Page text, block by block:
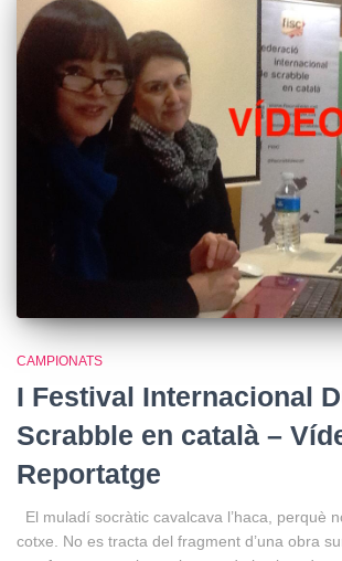
CAMPIONATS
I Festival Internacional
Scrabble en català –
Reportatge
El muladí socràtic cavalcava l’haca, perquè
cotxe. No es tracta del fragment d’una obra